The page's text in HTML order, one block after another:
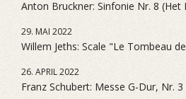
Anton Bruckner: Sinfonie Nr. 8 (Het
29. MAI 2022
Willem Jeths: Scale "Le Tombeau
26. APRIL 2022
Franz Schubert: Messe G-Dur, Nr.